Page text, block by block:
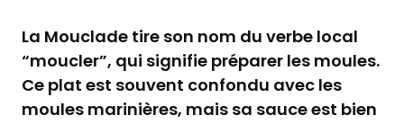
La Mouclade tire son nom du verbe local
“moucler”, qui signifie préparer les moules.
Ce plat est souvent confondu avec les
moules marinières, mais sa sauce est bien